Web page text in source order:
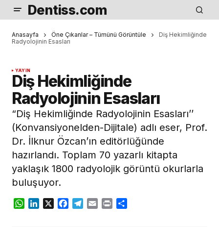
Dentiss.com
Anasayfa Öne Çıkanlar – Tümünü Görüntüle
Diş Hekimliğinde
Radyolojinin Esasları
YAYIN
Diş Hekimliğinde
Radyolojinin Esasları
“Diş Hekimliğinde Radyolojinin Esasları’’
(Konvansiyonelden-Dijitale) adlı eser, Prof.
Dr. İlknur Özcan’ın editörlüğünde
hazırlandı. Toplam 70 yazarlı kitapta
yaklaşık 1800 radyolojik görüntü okurlarla
buluşuyor.
WhatsApp
LinkedIn
X Facebook
Telegram
Email Print